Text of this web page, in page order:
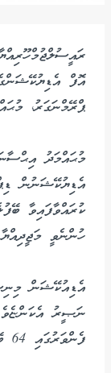
އޮފް
ޕްރޭމްނަގަރު،
މުޙައްމަދު
އެޑިޔުކޭޝަނުން
ކުރައްވާފައިވާ
ހުންނެވީ
އެޑިއުކޭޝަން
ނަޞީރު
ފެންވަރުގައި 64 ބޭފުޅަކު ވަނީ އައްޔަން ކުރައްވާފައެވެ.